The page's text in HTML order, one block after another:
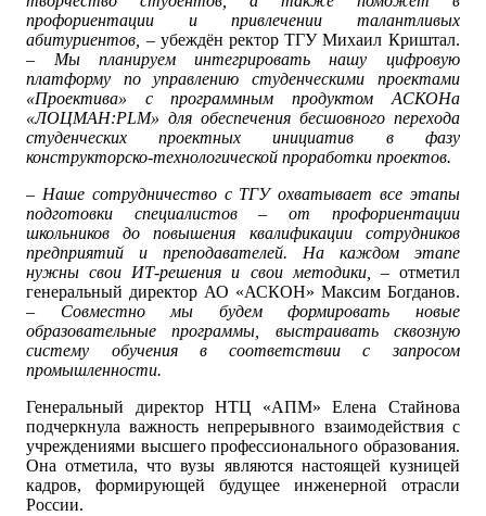
профориентации и привлечении талантливых
абитуриентов, – убеждён ректор ТГУ Михаил Криштал.
– Мы планируем интегрировать нашу цифровую
платформу по управлению студенческими проектами
«Проектива» с программным продуктом АСКОНа
«ЛОЦМАН:PLM» для обеспечения бесшовного перехода
студенческих проектных инициатив в фазу
конструкторско-технологической проработки проектов.
– Наше сотрудничество с ТГУ охватывает все этапы
подготовки специалистов – от профориентации
школьников до повышения квалификации сотрудников
предприятий и преподавателей. На каждом этапе
нужны свои ИТ-решения и свои методики, –отметил
генеральный директор АО «АСКОН» Максим Богданов.
– Совместно мы будем формировать новые
образовательные программы, выстраивать сквозную
систему обучения в соответствии с запросом
промышленности.
Генеральный директор НТЦ «АПМ» Елена Стайнова
подчеркнула важность непрерывного взаимодействия с
учреждениями высшего профессионального образования.
Она отметила, что вузы являются настоящей кузницей
кадров, формирующей будущее инженерной отрасли
России.